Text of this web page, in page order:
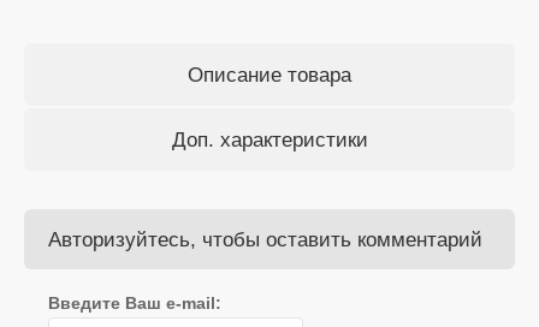
Описание товара
Доп. характеристики
Авторизуйтесь, чтобы оставить комментарий
Введите Ваш e-mail: